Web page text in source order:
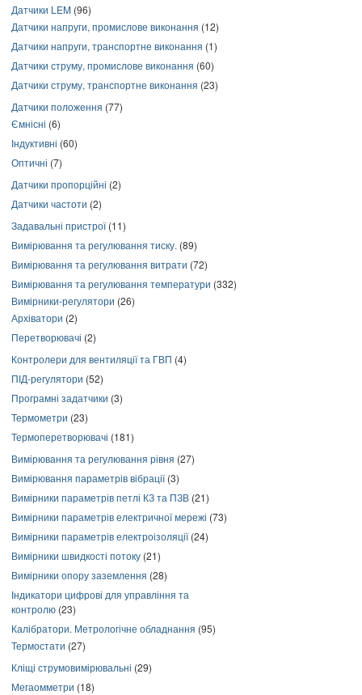
Датчики LEM (96)
Датчики напруги, промислове виконання (12)
Датчики напруги, транспортне виконання (1)
Датчики струму, промислове виконання (60)
Датчики струму, транспортне виконання (23)
Датчики положення (77)
Ємнісні (6)
Індуктивні (60)
Оптичні (7)
Датчики пропорційні (2)
Датчики частоти (2)
Задавальні пристрої(11)
Вимірювання та регулювання тиску. (89)
Вимірювання та регулювання витрати (72)
Вимірювання та регулювання температури (332)
Вимірники-регулятори (26)
Архіватори (2)
Перетворювачі (2)
Контролери для вентиляції та ГВП (4)
ПІД-регулятори (52)
Програмні задатчики (3)
Термометри (23)
Термоперетворювачі (181)
Вимірювання та регулювання рівня (27)
Вимірювання параметрів вібрації(3)
Вимірники параметрів петлі КЗ та ПЗВ (21)
Вимірники параметрів електричної мережі (73)
Вимірники параметрів електроізоляції(24)
Вимірники швидкості потоку (21)
Вимірники опору заземлення (28)
Індикатори цифрові для управління та
контролю (23)
Калібратори. Метрологічне обладнання (95)
Термостати (27)
Кліщі струмовимірювальні (29)
Мегаомметри (18)